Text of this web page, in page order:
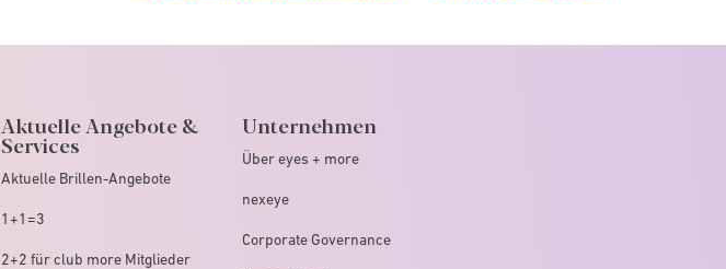
Aktuelle Angebote &
Services
Aktuelle Brillen-Angebote
1+1=3
2+2 für club more Mitglieder
Unternehmen
Über eyes + more
nexeye
Corporate Governance